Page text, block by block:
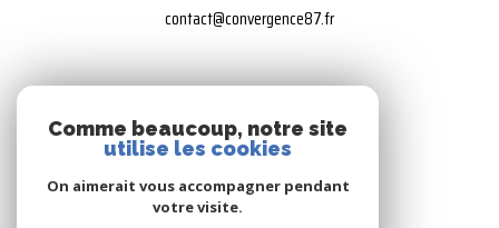
contact@convergence87.fr
Nous suivre
Comme beaucoup, notre site
utilise les cookies
On aimerait vous accompagner pendant
votre visite.